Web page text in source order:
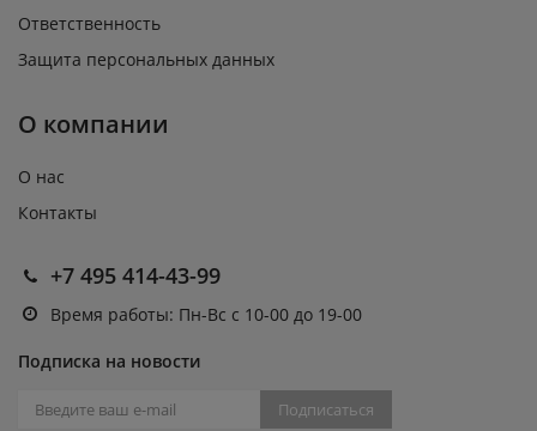
Ответственность
Защита персональных данных
О компании
О нас
Контакты
+7 495 414-43-99
Время работы: Пн-Вс с 10-00 до 19-00
Подписка на новости
Подписаться